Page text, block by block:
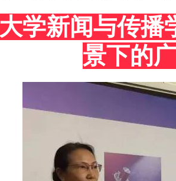
学新闻与传播
景下的